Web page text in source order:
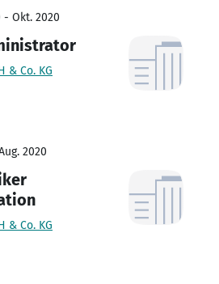
- Okt. 2020
& Co. KG
2020
& Co. KG